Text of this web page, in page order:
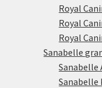
Royal
Royal
Royal
Sanabelle
Sanabelle